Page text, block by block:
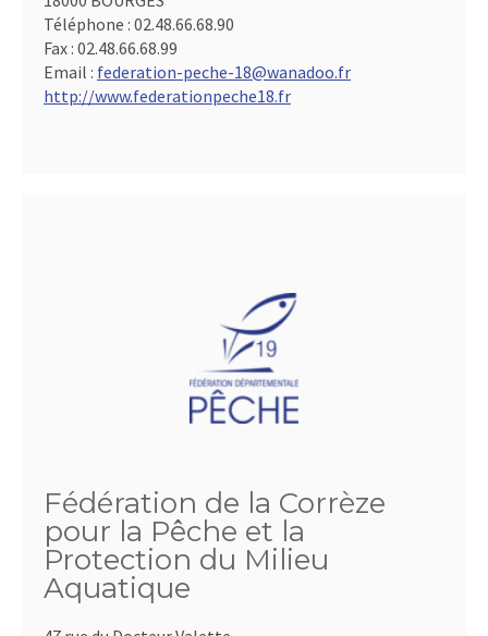
Téléphone : 02.48.66.68.90
Fax : 02.48.66.68.99
Email : federation-peche-18@wanadoo.fr
http://www.federationpeche18.fr
Fédération de la Corrèze
pour la Pêche et la
Protection du Milieu
Aquatique